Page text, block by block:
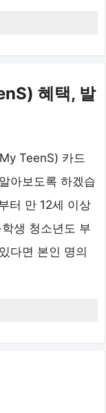
혜택, 발
TeenS) 카드
아보도록 하겠습
터 만 12세 이상
생 청소년도 부
다면 본인 명의